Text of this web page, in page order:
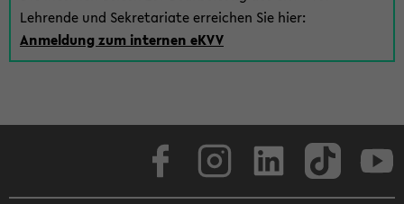
Lehrende und Sekretariate erreichen Sie hier:
Anmeldung zum internen eKVV